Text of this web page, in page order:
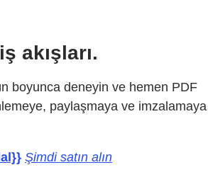
akışları.
boyunca deneyin ve hemen PDF
paylaşmaya ve imzalamaya
Şimdi satın alın